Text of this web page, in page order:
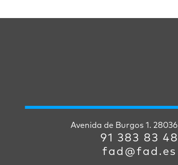
Avenida de Burgos 1.
91 383 83 48
fad@fad.es